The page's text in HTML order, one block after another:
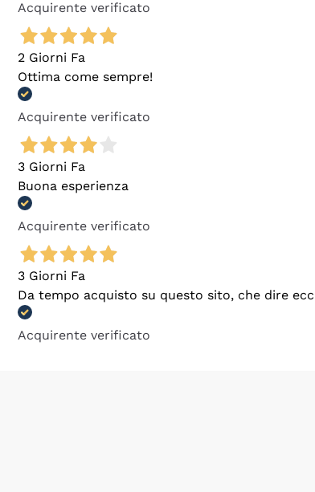
Acquirente verificato
2 Giorni Fa
Ottima come sempre!
Acquirente verificato
3 Giorni Fa
Buona esperienza
Acquirente verificato
3 Giorni Fa
Da tempo acquisto su questo sito, che dire
Acquirente verificato